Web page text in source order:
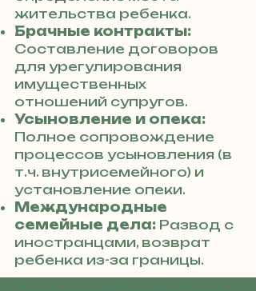
жительства ребенка.
Брачные контракты:
Составление договоров
для урегулирования
имущественных
отношений супругов.
Усыновление и опека:
Полное сопровождение
процессов усыновления (в
т.ч. внутрисемейного) и
установление опеки.
Международные
семейные дела: Развод с
иностранцами, возврат
ребенка из-за границы.